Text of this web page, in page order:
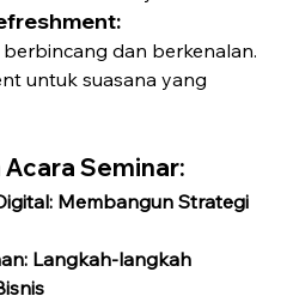
dan berkenalan.
untuk suasana yang
Seminar:
Membangun Strategi
Langkah-langkah